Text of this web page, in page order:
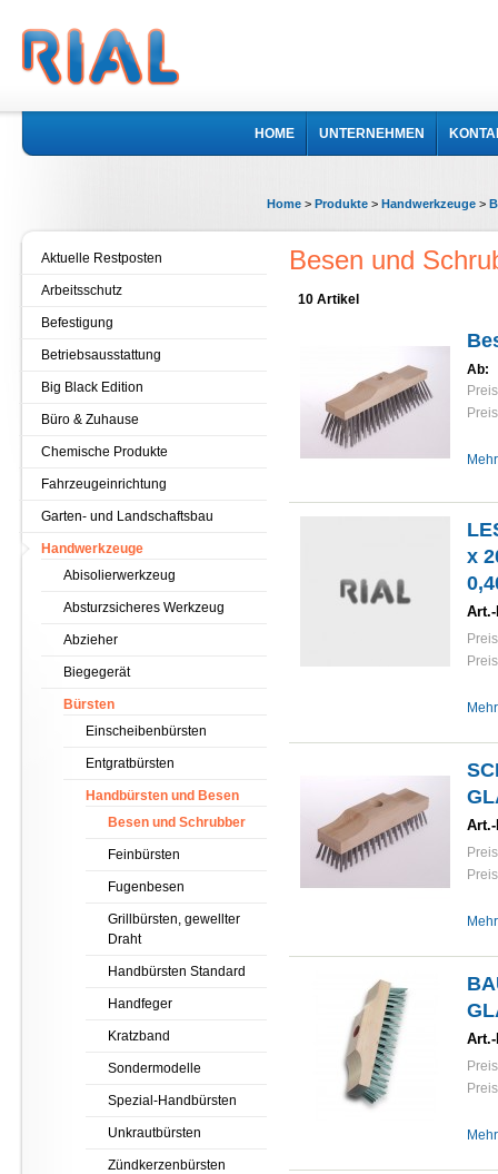
HOME UNTERNEHMEN
Home > Produkte > Handwerkzeuge >
Besen und
10 Artikel
Ab:
x
Art.-
Art.-
Art.-
Aktuelle Restposten
Arbeitsschutz
Befestigung
Betriebsausstattung
Big Black Edition
Büro & Zuhause
Chemische Produkte
Fahrzeugeinrichtung
Garten- und Landschaftsbau
Handwerkzeuge
Abisolierwerkzeug
Absturzsicheres Werkzeug
Abzieher
Biegegerät
Bürsten
Einscheibenbürsten
Entgratbürsten
Handbürsten und Besen
Besen und Schrubber
Feinbürsten
Fugenbesen
Grillbürsten, gewellter
Draht
Handbürsten Standard
Handfeger
Kratzband
Sondermodelle
Spezial-Handbürsten
Unkrautbürsten
Zündkerzenbürsten